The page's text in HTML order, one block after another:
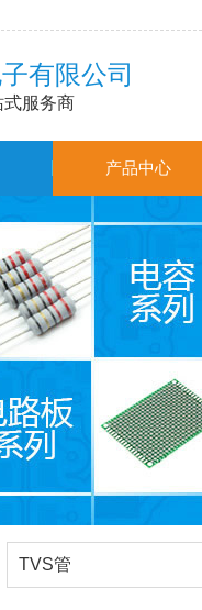
有限公司
式服务商
产品中心
TVS管